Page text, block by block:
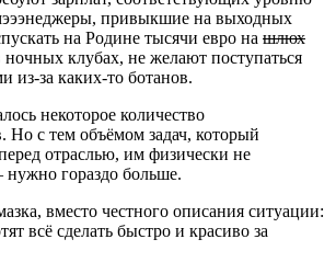
привыкшие на выходных
на Родине тысячи евро на шлюх
клубах, не желают поступаться
из-за каких-то ботанов.
некоторое количество
Но с тем объёмом задач, который
отраслью, им физически не
нужно гораздо больше.
вместо честного описания ситуации:
всё сделать быстро и красиво за